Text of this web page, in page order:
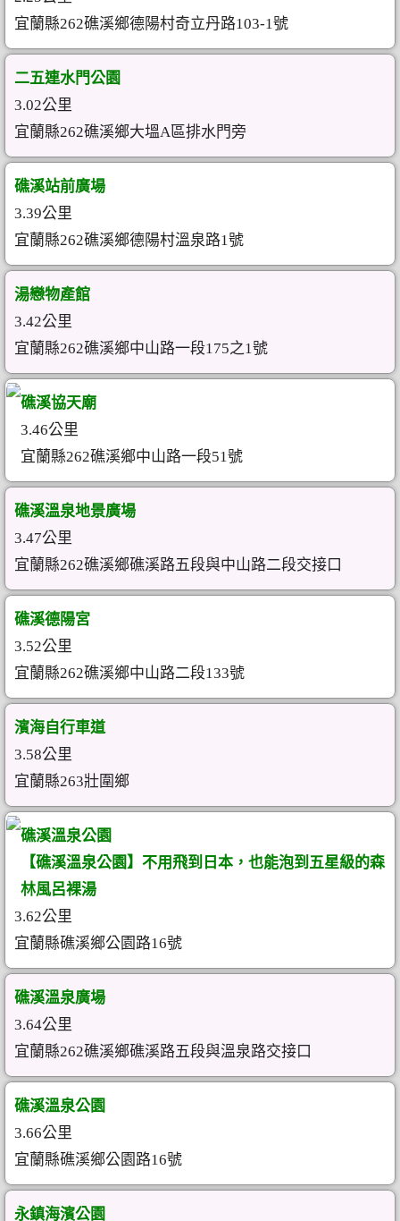
宜蘭縣262礁溪鄉德陽村奇立丹路103-1號
二五連水門公園
3.02公里
宜蘭縣262礁溪鄉大塭A區排水門旁
礁溪站前廣場
3.39公里
宜蘭縣262礁溪鄉德陽村溫泉路1號
湯戀物產館
3.42公里
宜蘭縣262礁溪鄉中山路一段175之1號
礁溪協天廟
3.46公里
宜蘭縣262礁溪鄉中山路一段51號
礁溪溫泉地景廣場
3.47公里
宜蘭縣262礁溪鄉礁溪路五段與中山路二段交接口
礁溪德陽宮
3.52公里
宜蘭縣262礁溪鄉中山路二段133號
濱海自行車道
3.58公里
宜蘭縣263壯圍鄉
礁溪溫泉公園
【礁溪溫泉公園】不用飛到日本，也能泡到五星級的森
林風呂裸湯
3.62公里
宜蘭縣礁溪鄉公園路16號
礁溪溫泉廣場
3.64公里
宜蘭縣262礁溪鄉礁溪路五段與溫泉路交接口
礁溪溫泉公園
3.66公里
宜蘭縣礁溪鄉公園路16號
永鎮海濱公園